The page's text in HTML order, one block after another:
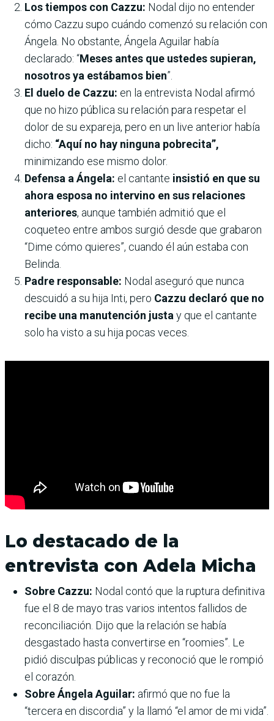
Los tiempos con Cazzu: Nodal dijo no entender
cómo Cazzu supo cuándo comenzó su relación con
Ángela. No obstante, Ángela Aguilar había
declarado: “Meses antes que ustedes supieran,
nosotros ya estábamos bien”.
El duelo de Cazzu: en la entrevista Nodal afirmó
que no hizo pública su relación para respetar el
dolor de su expareja, pero en un live anterior había
dicho: “Aquí no hay ninguna pobrecita”,
minimizando ese mismo dolor.
Defensa a Ángela: el cantante insistió en que su
ahora esposa no intervino en sus relaciones
anteriores, aunque también admitió que el
coqueteo entre ambos surgió desde que grabaron
“Dime cómo quieres”, cuando él aún estaba con
Belinda.
Padre responsable: Nodal aseguró que nunca
descuidó a su hija Inti, pero Cazzu declaró que no
recibe una manutención justa y que el cantante
solo ha visto a su hija pocas veces.
Lo destacado de la
entrevista con Adela Micha
Sobre Cazzu: Nodal contó que la ruptura definitiva
fue el 8 de mayo tras varios intentos fallidos de
reconciliación. Dijo que la relación se había
desgastado hasta convertirse en “roomies”. Le
pidió disculpas públicas y reconoció que le rompió
el corazón.
Sobre Ángela Aguilar: afirmó que no fue la
“tercera en discordia” y la llamó “el amor de mi vida”.